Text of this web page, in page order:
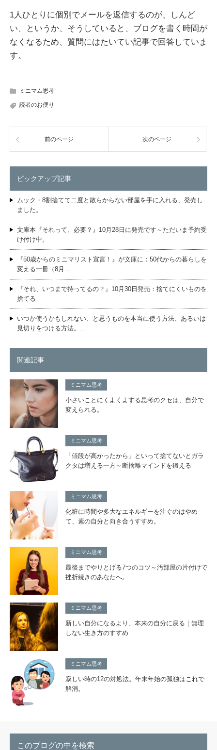
1人ひとりに個別でメールを返信するのが、しんど
い、というか、そうしていると、ブログを書く時間が
なくなるため、質問にはたいてい記事で回答していま
す。
ミニマム思考
読者のお便り
前のページ 次のページ
ピックアップ記事
ムック・8割捨てて二度と散らからない部屋を手に入れる、発売し
ました。
文庫本『それって、必要？』10月28日に発売です～ただいま予約受
け付け中。
『50歳からのミニマリスト宣言！』が文庫に：50代からの暮らしを
変える一冊（8月…
『それ、いつまで持ってるの？』10月30日発売：捨てにくいものを
捨てる
いつか使うかもしれない、と思うものを本当に使う方法、あるいは
見切りをつける方法。…
関連記事
ミニマム思考
小さいことにくよくよする思考のクセは、自分で
変えられる。
ミニマム思考
「値段が高かったから」といって捨てないとガラ
クタは増える一方～断捨離マインドを鍛える
ミニマム思考
化粧に時間や多大なエネルギーを注ぐのはやめ
て、素の自分と向き合うすすめ。
ミニマム思考
最後までやりとげる7つのコツ～汚部屋の片付けで
挫折続きのあなたへ。
ミニマム思考
新しい自分になるより、本来の自分に戻る｜無理
しない生き方のすすめ
ミニマム思考
寂しい時の12の対処法。年末年始の孤独はこれで
解消。
このブログの中を検索